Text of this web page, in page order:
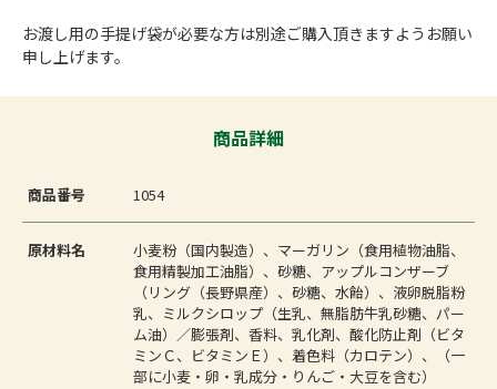
お渡し用の手提げ袋が必要な方は別途ご購入頂きますようお願い
申し上げます。
商品詳細
商品番号 1054
原材料名
小麦粉（国内製造）、マーガリン（食用植物油脂、
食用精製加工油脂）、砂糖、アップルコンザーブ
（リング（長野県産）、砂糖、水飴）、液卵脱脂粉
乳、ミルクシロップ（生乳、無脂肪牛乳砂糖、パー
ム油）／膨張剤、香料、乳化剤、酸化防止剤（ビタ
ミンＣ、ビタミンＥ）、着色料（カロテン）、（一
部に小麦・卵・乳成分・りんご・大豆を含む）